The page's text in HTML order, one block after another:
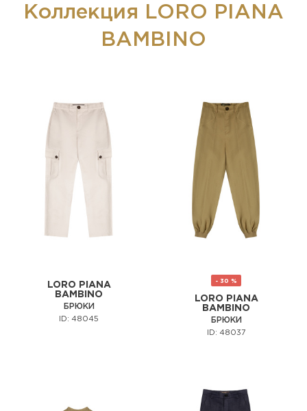
Коллекция LORO PIANA
BAMBINO
LORO PIANA
BAMBINO
БРЮКИ
ID: 48045
- 30 %
LORO PIANA
BAMBINO
БРЮКИ
ID: 48037